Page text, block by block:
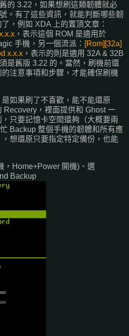
的 3.22，如果想刷這類韌體就必
。有了這些資訊，就能判斷哪些韌
，例如 XDA 上的置頂文章：
，表示這個 ROM 是適用於
手機，另一個流派： [Rom][32a]
x.x.x ，表示的則是適用 32A & 32B
是舊版 3.22 的。當然，刷機前還
注意事項和步驟，才能確保刷機
如果刷了不喜歡，能不能還原
Recovery，裡面提供和 Ghost 一
只要記憶卡空間還夠（大概要兩
Backup 整個手機的韌體和所有應
想還原只要指定特定備份，也能
，Home+Power 開機)、選
Backup